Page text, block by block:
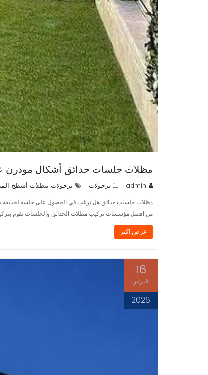
مظلات جلسات حدائق أشكال مودرن
admin برجولات برجولات, مظلات أسطح
مظلات جلسات حدائق هل ترغب في الحصول على جلسه لحديقة
من افضل مؤسسات تركيب مظلات الحدائق والجلسات نقوم بتركيب
عرض اكثر
16
فبراير
2026